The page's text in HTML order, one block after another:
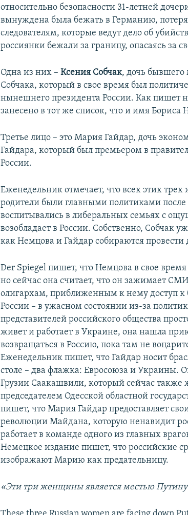
относительно безопасности 31-летней
вынуждена была бежать в Германию,
следователям, которые ведут дело об
россиянки бежали за границу, опасаясь за
Одна из них –Ксения Собчак, дочь бывшего
Собчака, который в свое время был
нынешнего президента России. Как пишет
занесено в тот же список, что и имя Бориса
Третье лицо – это Мария Гайдар, дочь
Гайдара, который был премьером в
России.
Еженедельник отмечает, что всех этих
родители были главными политиками после
воспитывались в либеральных семьях с
возобладает в России. Собственно, Собчак
как Немцова и Гайдар собираются провести
Der Spiegel пишет, что Немцова в свое
но сейчас она считает, что он зажимает
олигархам, приближенным к нему доступ к
России – в ужасном состоянии из-за
представителей российского общества
живет и работает в Украине, она нашла
возвращаться в Россию, пока там не
Еженедельник пишет, что Гайдар носит
столе – два флажка: Евросоюза и Украины.
Грузии Саакашвили, который сейчас также
председателем Одесской областной
пишет, что Мария Гайдар предоставляет
революции Майдана, которую ненавидит
работает в команде одного из главных
Немецкое издание пишет, что российские
изображают Марию как предательницу.
«Эти три женщины является местью